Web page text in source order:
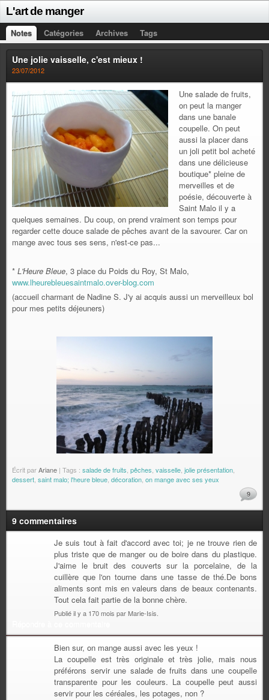
L'art de manger
Notes Catégories Archives Tags
Une jolie vaisselle, c'est mieux !
23/07/2012
Une salade de fruits,
on peut la manger
dans une banale
coupelle. On peut
aussi la placer dans
un joli petit bol acheté
dans une délicieuse
boutique* pleine de
merveilles et de
poésie, découverte à
Saint Malo il y a
quelques semaines. Du coup, on prend vraiment son temps pour
regarder cette douce salade de pêches avant de la savourer. Car on
mange avec tous ses sens, n'est-ce pas...
* L'Heure Bleue, 3 place du Poids du Roy, St Malo,
www.lheurebleuesaintmalo.over-blog.com
(accueil charmant de Nadine S. J'y ai acquis aussi un merveilleux bol
pour mes petits déjeuners)
Écrit parAriane | Tags : salade de fruits pêches vaisselle jolie présentation
dessert saint malo; l'heure bleue décoration on mange avec ses yeux
9
9 commentaires
Je suis tout à fait d'accord avec toi; je ne trouve rien de
plus triste que de manger ou de boire dans du plastique.
J'aime le bruit des couverts sur la porcelaine, de la
cuillère que l'on tourne dans une tasse de thé.De bons
aliments sont mis en valeurs dans de beaux contenants.
Tout cela fait partie de la bonne chère.
Publié il y a 170 mois par Marie-Isis.
Bien sur, on mange aussi avec les yeux !
La coupelle est très originale et très jolie, mais nous
préférons servir une salade de fruits dans une coupelle
transparente pour les couleurs. La coupelle peut aussi
servir pour les céréales, les potages, non ?